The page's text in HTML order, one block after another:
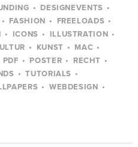
DESIGNEVENTS
FASHION
FREELOADS
ICONS
ILLUSTRATION
KUNST
MAC
PDF POSTER
RECHT
TUTORIALS
WEBDESIGN